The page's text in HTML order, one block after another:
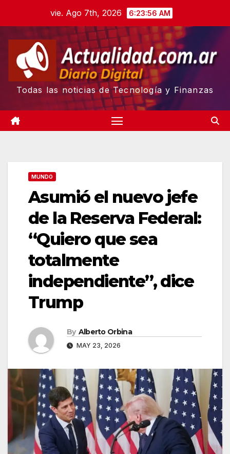
content
vie. Ago 7th, 2026 6:23:57 AM
Todas las noticias de Tecnología y Finanzas
MUNDO
Asumió el nuevo jefe
de la Reserva Federal:
“Quiero que sea
totalmente
independiente”, dice
Trump
By Alberto Orbina
MAY 23, 2026